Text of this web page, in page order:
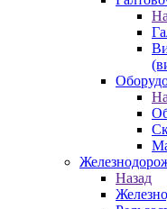
Назад